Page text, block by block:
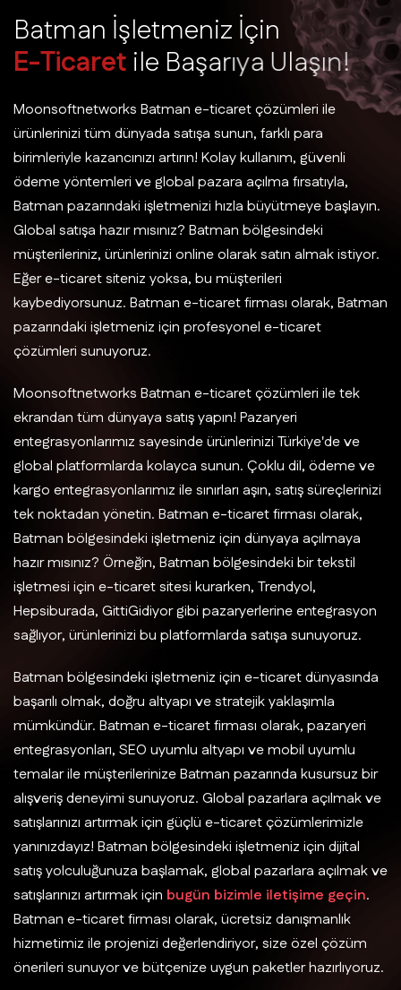
Batman İşletmeniz İçin
E-Ticaret ile Başarıya Ulaşın!
Moonsoftnetworks Batman e-ticaret çözümleri ile
ürünlerinizi tüm dünyada satışa sunun, farklı para
birimleriyle kazancınızı artırın! Kolay kullanım, güvenli
ödeme yöntemleri ve global pazara açılma fırsatıyla,
Batman pazarındaki işletmenizi hızla büyütmeye başlayın.
Global satışa hazır mısınız? Batman bölgesindeki
müşterileriniz, ürünlerinizi online olarak satın almak istiyor.
Eğer e-ticaret siteniz yoksa, bu müşterileri
kaybediyorsunuz. Batman e-ticaret firması olarak, Batman
pazarındaki işletmeniz için profesyonel e-ticaret
çözümleri sunuyoruz.
Moonsoftnetworks Batman e-ticaret çözümleri ile tek
ekrandan tüm dünyaya satış yapın! Pazaryeri
entegrasyonlarımız sayesinde ürünlerinizi Türkiye'de ve
global platformlarda kolayca sunun. Çoklu dil, ödeme ve
kargo entegrasyonlarımız ile sınırları aşın, satış süreçlerinizi
tek noktadan yönetin. Batman e-ticaret firması olarak,
Batman bölgesindeki işletmeniz için dünyaya açılmaya
hazır mısınız? Örneğin, Batman bölgesindeki bir tekstil
işletmesi için e-ticaret sitesi kurarken, Trendyol,
Hepsiburada, GittiGidiyor gibi pazaryerlerine entegrasyon
sağlıyor, ürünlerinizi bu platformlarda satışa sunuyoruz.
Batman bölgesindeki işletmeniz için e-ticaret dünyasında
başarılı olmak, doğru altyapı ve stratejik yaklaşımla
mümkündür. Batman e-ticaret firması olarak, pazaryeri
entegrasyonları, SEO uyumlu altyapı ve mobil uyumlu
temalar ile müşterilerinize Batman pazarında kusursuz bir
alışveriş deneyimi sunuyoruz. Global pazarlara açılmak ve
satışlarınızı artırmak için güçlü e-ticaret çözümlerimizle
yanınızdayız! Batman bölgesindeki işletmeniz için dijital
satış yolculuğunuza başlamak, global pazarlara açılmak ve
satışlarınızı artırmak için bugün bizimle iletişime geçin.
Batman e-ticaret firması olarak, ücretsiz danışmanlık
hizmetimiz ile projenizi değerlendiriyor, size özel çözüm
önerileri sunuyor ve bütçenize uygun paketler hazırlıyoruz.